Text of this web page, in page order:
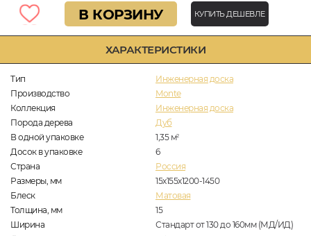
ХАРАКТЕРИСТИКИ
Тип
Инженерная доска
Производство
Monte
Коллекция
Инженерная доска
Порода дерева
Дуб
В одной упаковке
1,35 м2
Досок в упаковке
6
Страна
Россия
Размеры, мм
15х155х1200-1450
Блеск
Матовая
Толщина, мм
15
Ширина
Стандарт от 130 до 160мм (МД/ИД)
В КОРЗИНУ КУПИТЬ ДЕШЕВЛЕ